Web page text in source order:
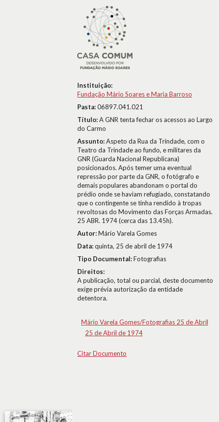
Instituição:
Fundação Mário Soares e Maria Barroso
Pasta:06897.041.021
Título:A GNR tenta fechar os acessos ao Largo
do Carmo
Assunto:Aspeto da Rua da Trindade, com o
Teatro da Trindade ao fundo, e militares da
GNR (Guarda Nacional Republicana)
posicionados. Após temer uma eventual
repressão por parte da GNR, o fotógrafo e
demais populares abandonam o portal do
prédio onde se haviam refugiado, constatando
que o contingente se tinha rendido à tropas
revoltosas do Movimento das Forças Armadas.
25 ABR. 1974 (cerca das 13.45h).
Autor:Mário Varela Gomes
Data:quinta, 25 de abril de 1974
Tipo Documental:Fotografias
Direitos:
A publicação, total ou parcial, deste documento
exige prévia autorização da entidade
detentora.
Mário Varela Gomes/Fotografias 25 de Abril
25 de Abril de 1974
Citar Documento